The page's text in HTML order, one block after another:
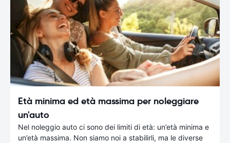
Età minima ed età massima per noleggiare
un'auto
Nel noleggio auto ci sono dei limiti di età: un’età minima e
un’età massima. Non siamo noi a stabilirli, ma le diverse